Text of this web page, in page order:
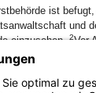
ist
und
einzusehen.2Vor
Übersendung der
ihre